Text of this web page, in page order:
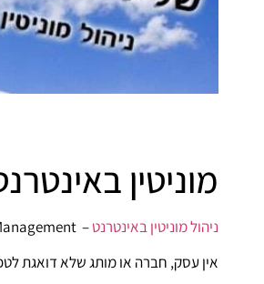
מוניטין
ניהול מוניטין באינטרנט– ORM Online Reputation Management הוא אחד התחומים המתפתחים ביותר באינטרנט.
אין עסק, חברה או מותג שלא דואגת